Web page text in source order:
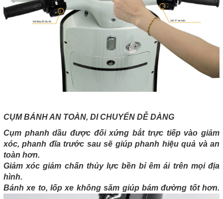
CỤM BÁNH AN TOÀN, DI CHUYỂN DỄ DÀNG
Cụm phanh dầu được đối xứng bắt trực tiếp vào giảm
xóc, phanh đĩa trước sau sẽ giúp phanh hiệu quả và an
toàn hơn.
Giảm xóc giảm chấn thủy lực bền bỉ êm ái trên mọi địa
hình.
Bánh xe to, lốp xe không săm giúp bám đường tốt hơn.